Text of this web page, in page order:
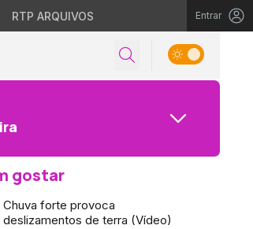
RTP ARQUIVOS Entrar
gostar
Chuva forte provoca
deslizamentos de terra (Vídeo)